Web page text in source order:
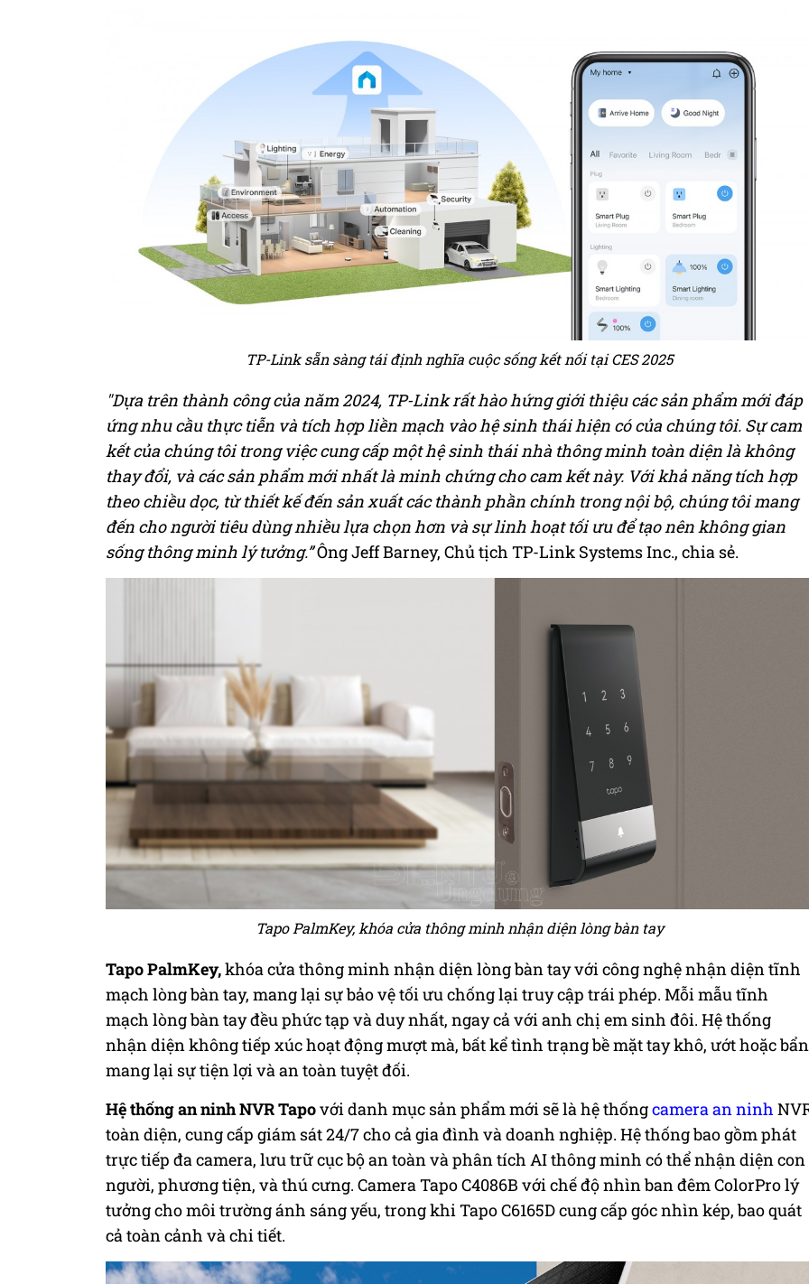
TP-Link sẵn sàng tái định nghĩa cuộc sống kết nối tại CES 2025
"Dựa trên thành công của năm 2024, TP-Link rất hào hứng giới thiệu các sản phẩm mới đáp
ứng nhu cầu thực tiễn và tích hợp liền mạch vào hệ sinh thái hiện có của chúng tôi. Sự cam
kết của chúng tôi trong việc cung cấp một hệ sinh thái nhà thông minh toàn diện là không
thay đổi, và các sản phẩm mới nhất là minh chứng cho cam kết này. Với khả năng tích hợp
theo chiều dọc, từ thiết kế đến sản xuất các thành phần chính trong nội bộ, chúng tôi mang
đến cho người tiêu dùng nhiều lựa chọn hơn và sự linh hoạt tối ưu để tạo nên không gian
sống thông minh lý tưởng.”Ông Jeff Barney, Chủ tịch TP-Link Systems Inc., chia sẻ.
Tapo PalmKey, khóa cửa thông minh nhận diện lòng bàn tay
Tapo PalmKey,khóa cửa thông minh nhận diện lòng bàn tay với công nghệ nhận diện tĩnh
mạch lòng bàn tay, mang lại sự bảo vệ tối ưu chống lại truy cập trái phép. Mỗi mẫu tĩnh
mạch lòng bàn tay đều phức tạp và duy nhất, ngay cả với anh chị em sinh đôi. Hệ thống
nhận diện không tiếp xúc hoạt động mượt mà, bất kể tình trạng bề mặt tay khô, ướt hoặc bẩn
mang lại sự tiện lợi và an toàn tuyệt đối.
Hệ thống an ninh NVR Tapovới danh mục sản phẩm mới sẽ là hệ thốngcamera an ninh
toàn diện, cung cấp giám sát 24/7 cho cả gia đình và doanh nghiệp. Hệ thống bao gồm phát
trực tiếp đa camera, lưu trữ cục bộ an toàn và phân tích AI thông minh có thể nhận diện con
người, phương tiện, và thú cưng. Camera Tapo C4086B với chế độ nhìn ban đêm ColorPro lý
tưởng cho môi trường ánh sáng yếu, trong khi Tapo C6165D cung cấp góc nhìn kép, bao quát
cả toàn cảnh và chi tiết.